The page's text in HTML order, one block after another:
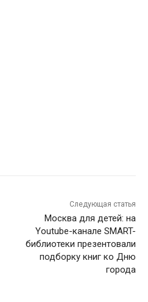
Следующая статья
Москва для детей: на
Youtube-канале SMART-
библиотеки презентовали
подборку книг ко Дню
города